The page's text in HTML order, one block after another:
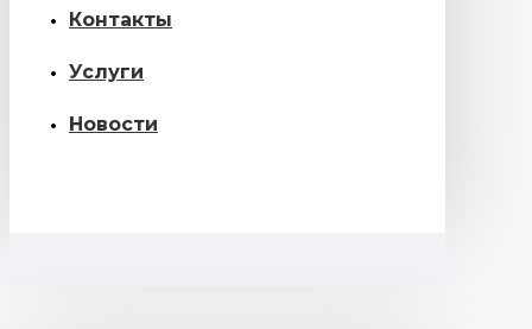
Контакты
Услуги
Новости